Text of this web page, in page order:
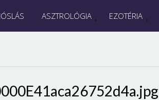
JÓSLÁS ASZTROLÓGIA EZOTÉRIA